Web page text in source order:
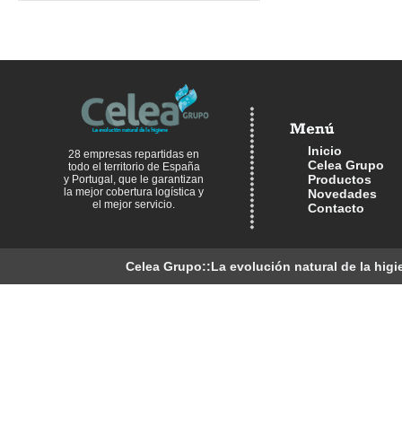
28 empresas repartidas en
todo el territorio de España
y Portugal, que le garantizan
la mejor cobertura logística y
el mejor servicio.
Inicio
Celea Grupo
Productos
Novedades
Contacto
Celea Grupo::La evolución natural de la